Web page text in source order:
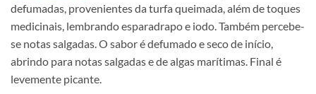
defumadas, provenientes da turfa queimada, além de toques
medicinais, lembrando esparadrapo e iodo. Também percebe-
se notas salgadas. O sabor é defumado e seco de início,
abrindo para notas salgadas e de algas marítimas. Final é
levemente picante.